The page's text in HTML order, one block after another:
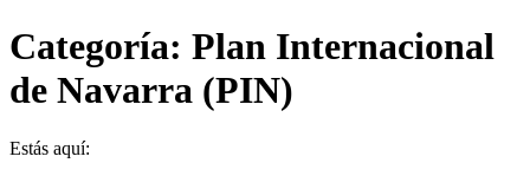
Categoría: Plan Internacional
de Navarra (PIN)
Estás aquí: